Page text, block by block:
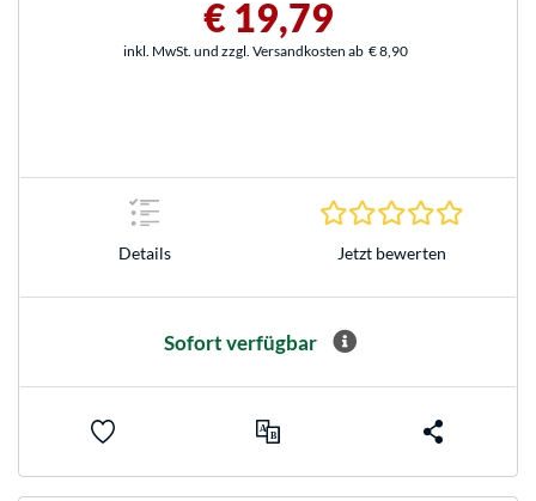
€ 19,79
inkl. MwSt. und zzgl. Versandkosten ab € 8,90
Details Jetzt bewerten
Sofort verfügbar